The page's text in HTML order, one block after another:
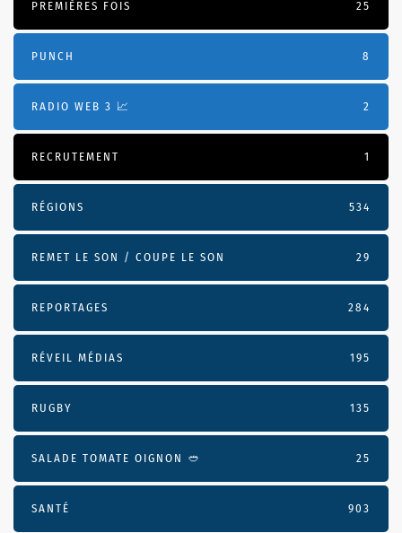
PREMIÈRES FOIS 25
PUNCH 8
RADIO WEB 3 📈 2
RECRUTEMENT 1
RÉGIONS 534
REMET LE SON / COUPE LE SON 29
REPORTAGES 284
RÉVEIL MÉDIAS 195
RUGBY 135
SALADE TOMATE OIGNON 🥙 25
SANTÉ 903